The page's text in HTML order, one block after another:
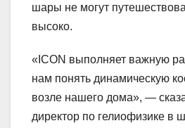
шары не могут
высоко.
«ICON выполняет важную
нам понять динамическую
возле нашего дома», —
директор по гелиофизике в